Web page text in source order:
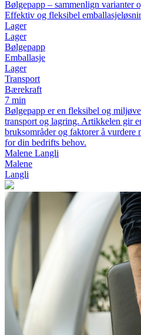
Bølgepapp – sammenlign varianter
Effektiv og fleksibel
Lager
Lager
Bølgepapp
Emballasje
Lager
Transport
Bærekraft
7 min
Bølgepapp er en fleksibel og
transport og lagring. Artikkelen gir
bruksområder og faktorer å vurdere
for din bedrifts behov.
Malene Langli
Malene
Langli